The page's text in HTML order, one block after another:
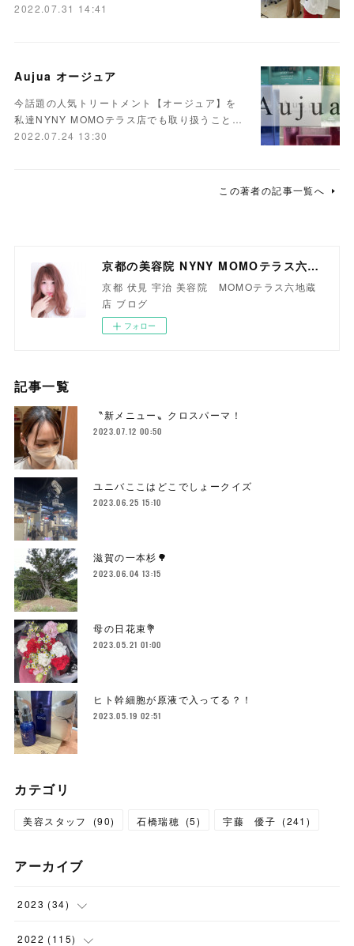
2022.07.31 14:41
Aujua オージュア
今話題の人気トリートメント【オージュア】を
私達NYNY MOMOテラス店でも取り扱うこと…
2022.07.24 13:30
この著者の記事一覧へ
京都の美容院 NYNY MOMOテラス六地蔵店
京都 伏見 宇治 美容院 MOMOテラス六地蔵
店 ブログ
フォロー
記事一覧
〝新メニュー〟クロスパーマ！
2023.07.12 00:50
ユニバここはどこでしょークイズ
2023.06.25 15:10
滋賀の一本杉🌳
2023.06.04 13:15
母の日花束💐
2023.05.21 01:00
ヒト幹細胞が原液で入ってる？！
2023.05.19 02:51
カテゴリ
美容スタッフ (90) 石橋瑞穂 (5) 宇藤 優子 (241 )
アーカイブ
2023 (34)
( 1 )
2022 (115)